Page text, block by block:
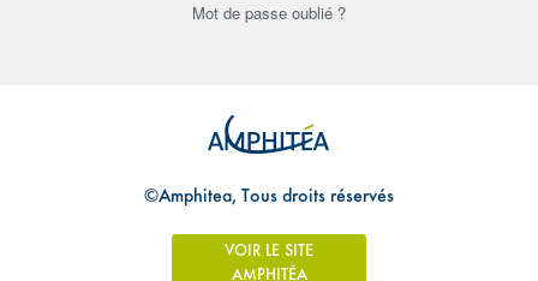
Mot de passe oublié ?
©Amphitea, Tous droits réservés
VOIR LE SITE
AMPHITÉA